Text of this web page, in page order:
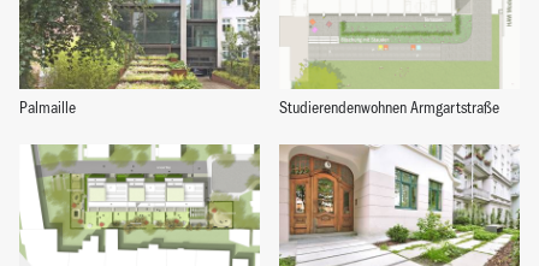
Palmaille Studierendenwohnen Armgartstraße